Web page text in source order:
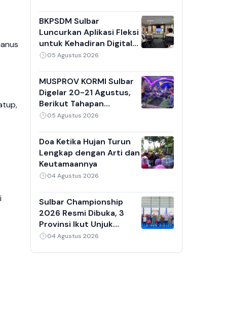
Jadi Daya Tarik
BKPSDM Sulbar
Luncurkan Aplikasi Fleksi
untuk Kehadiran Digital
ASN, 8 Perangkat Daerah
05 Agustus 2026
MUSPROV KORMI Sulbar
Digelar 20-21 Agustus,
Berikut Tahapan
Penjaringan Calon Ketua
05 Agustus 2026
Doa Ketika Hujan Turun
Lengkap dengan Arti dan
Keutamaannya
04 Agustus 2026
Sulbar Championship
2026 Resmi Dibuka, 3
Provinsi Ikut Unjuk
Kebolehan di GOR
04 Agustus 2026